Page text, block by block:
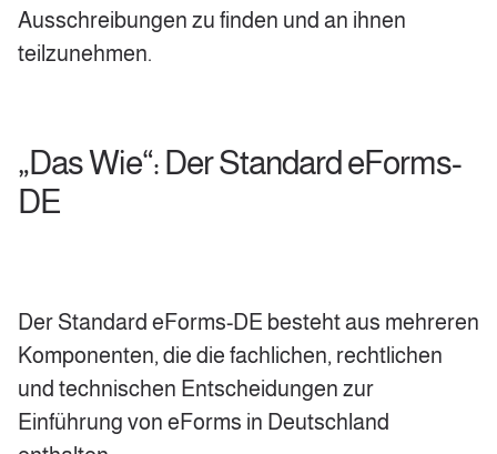
Ausschreibungen zu finden und an ihnen
teilzunehmen.
„Das Wie“: Der Standard eForms-
DE
Der Standard eForms-DE besteht aus mehreren
Komponenten, die die fachlichen, rechtlichen
und technischen Entscheidungen zur
Einführung von eForms in Deutschland